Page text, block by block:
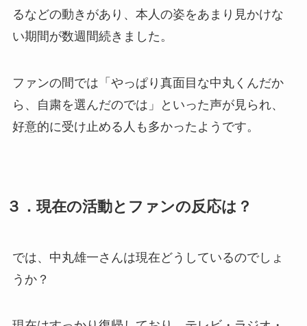
るなどの動きがあり、本人の姿をあまり見かけな
い期間が数週間続きました。
ファンの間では「やっぱり真面目な中丸くんだか
ら、自粛を選んだのでは」といった声が見られ、
好意的に受け止める人も多かったようです。
３．現在の活動とファンの反応は？
では、中丸雄一さんは現在どうしているのでしょ
うか？